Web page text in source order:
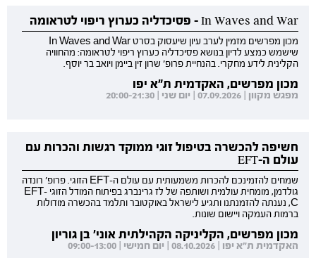
In Waves and War - פסיכדליה כערוץ ריפוי לטראומה
מכון מפרשים מזמין לערב עיון שיעסוק בסרט In Waves and War
שישמש כמצע לדיון בנושא פסיכדליה כערוץ ריפוי לטראומה: מהחוויה
הקלינית לידע מחקרי. בהנחיית פרופ' שרון זין ביימן ויואב בר יוסף.
מכון מפרשים, האקדמית ת"א יפו
מפגש מקוון | 07.09.2026 | יום שני | 20:00-21:30
חשיפה להכשרה בטיפול זוגי ממוקד רגשות והכרות עם
עולם ה-EFT
שמחים להזמינכם להכרות משמעותית עם עולם ה-EFT הזוגי. פרופ' רונדה
גולדמן, מומחית עולמית ושותפה של לז גרינברג בפיתוח המודל הזוגי EFT-
C, נענתה להזמנתנו ותגיע לישראל באוקטובר ותלמד בהכשרה מודולות
ברמות העמקה ויישום שונות.
מכון מפרשים, הקליניקה הקהילתית אוני' בן גוריון
האקדמית ת"א יפו | 08.10.2026 | יום חמישי | 09:00-13:00